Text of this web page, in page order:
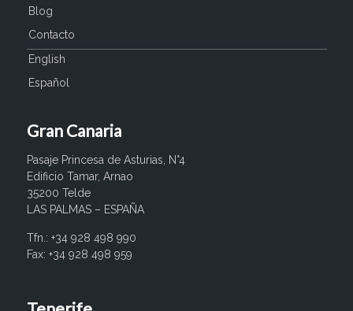
Blog
Contacto
English
Español
Gran Canaria
Pasaje Princesa de Asturias, N°4
Edificio Tamar, Arnao
35200 Telde
LAS PALMAS – ESPAÑA
Tfn.: +34 928 498 990
Fax: +34 928 498 959